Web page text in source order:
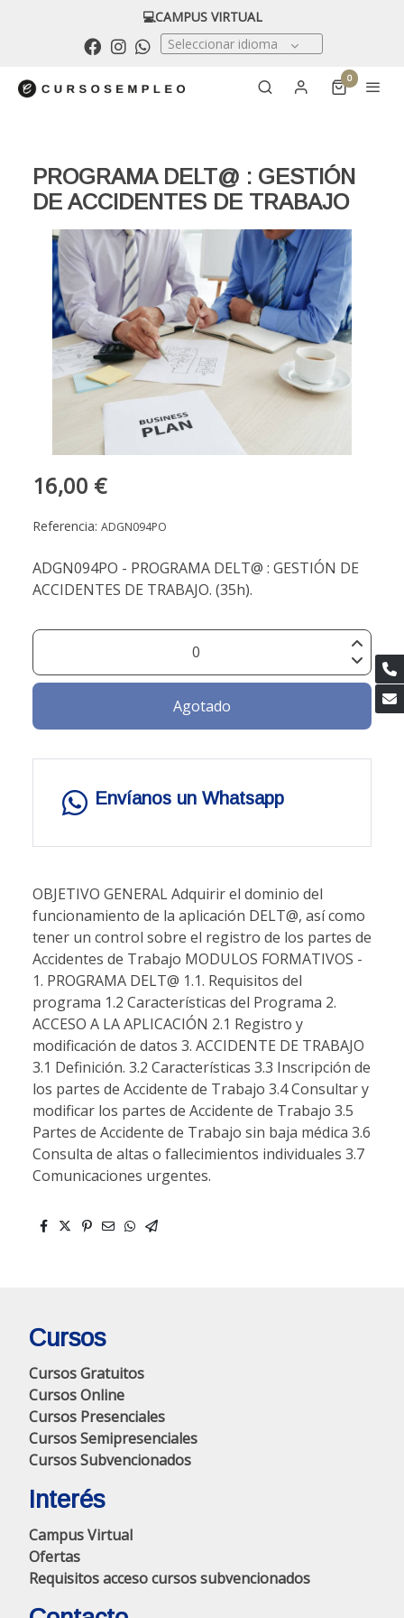
💻CAMPUS VIRTUAL
Seleccionar idioma
0
PROGRAMA DELT@ : GESTIÓN
DE ACCIDENTES DE TRABAJO
16,00 €
Referencia: ADGN094PO
ADGN094PO - PROGRAMA DELT@ : GESTIÓN DE
ACCIDENTES DE TRABAJO. (35h).
Agotado
Envíanos un Whatsapp
OBJETIVO GENERAL Adquirir el dominio del
funcionamiento de la aplicación DELT@, así como
tener un control sobre el registro de los partes de
Accidentes de Trabajo MODULOS FORMATIVOS -
1. PROGRAMA DELT@ 1.1. Requisitos del
programa 1.2 Características del Programa 2.
ACCESO A LA APLICACIÓN 2.1 Registro y
modificación de datos 3. ACCIDENTE DE TRABAJO
3.1 Definición. 3.2 Características 3.3 Inscripción de
los partes de Accidente de Trabajo 3.4 Consultar y
modificar los partes de Accidente de Trabajo 3.5
Partes de Accidente de Trabajo sin baja médica 3.6
Consulta de altas o fallecimientos individuales 3.7
Comunicaciones urgentes.
Cursos
Cursos Gratuitos
Cursos Online
Cursos Presenciales
Cursos Semipresenciales
Cursos Subvencionados
Interés
Campus Virtual
Ofertas
Requisitos acceso cursos subvencionados